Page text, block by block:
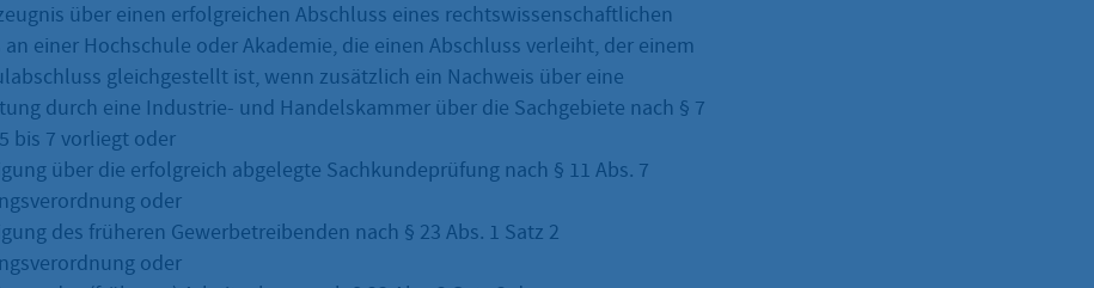
über einen erfolgreichen Abschluss eines rechtswissenschaftlichen
einer Hochschule oder Akademie, die einen Abschluss verleiht, der einem
gleichgestellt ist, wenn zusätzlich ein Nachweis über eine
durch eine Industrie- und Handelskammer über die Sachgebiete nach § 7
bis 7 vorliegt oder
über die erfolgreich abgelegte Sachkundeprüfung nach § 11 Abs. 7
oder
des früheren Gewerbetreibenden nach § 23 Abs. 1 Satz 2
oder